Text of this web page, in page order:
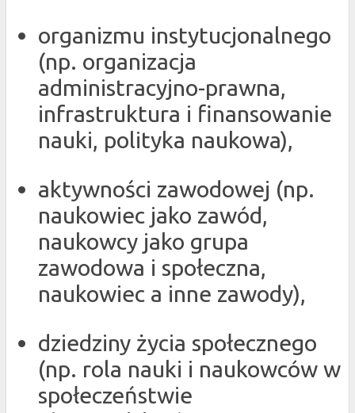
organizmu instytucjonalnego
(np. organizacja
administracyjno-prawna,
infrastruktura i finansowanie
nauki, polityka naukowa),
aktywności zawodowej (np.
naukowiec jako zawód,
naukowcy jako grupa
zawodowa i społeczna,
naukowiec a inne zawody),
dziedziny życia społecznego
(np. rola nauki i naukowców w
społeczeństwie